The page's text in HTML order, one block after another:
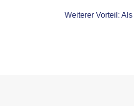
Weiterer Vorteil: Als